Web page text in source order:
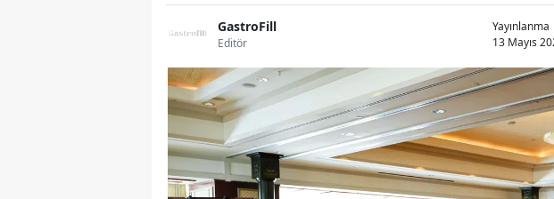
GastroFill
Editör
Yayınlanma
13 Mayıs